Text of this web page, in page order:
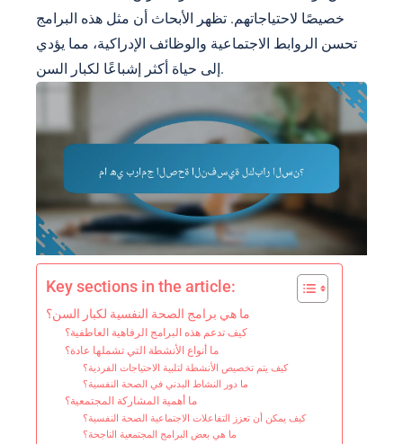
خصيصًا لاحتياجاتهم. تظهر الأبحاث أن مثل هذه البرامج
تحسن الروابط الاجتماعية والوظائف الإدراكية، مما يؤدي
إلى حياة أكثر إشباعًا لكبار السن.
Key sections in the article:
ما هي برامج الصحة النفسية لكبار السن؟
كيف تدعم هذه البرامج الرفاهية العاطفية؟
ما أنواع الأنشطة التي تشملها عادة؟
كيف يتم تخصيص الأنشطة لتلبية الاحتياجات الفردية؟
ما دور النشاط البدني في الصحة النفسية؟
ما أهمية المشاركة المجتمعية؟
كيف يمكن أن تعزز التفاعلات الاجتماعية الصحة النفسية؟
ما هي بعض البرامج المجتمعية الناجحة؟